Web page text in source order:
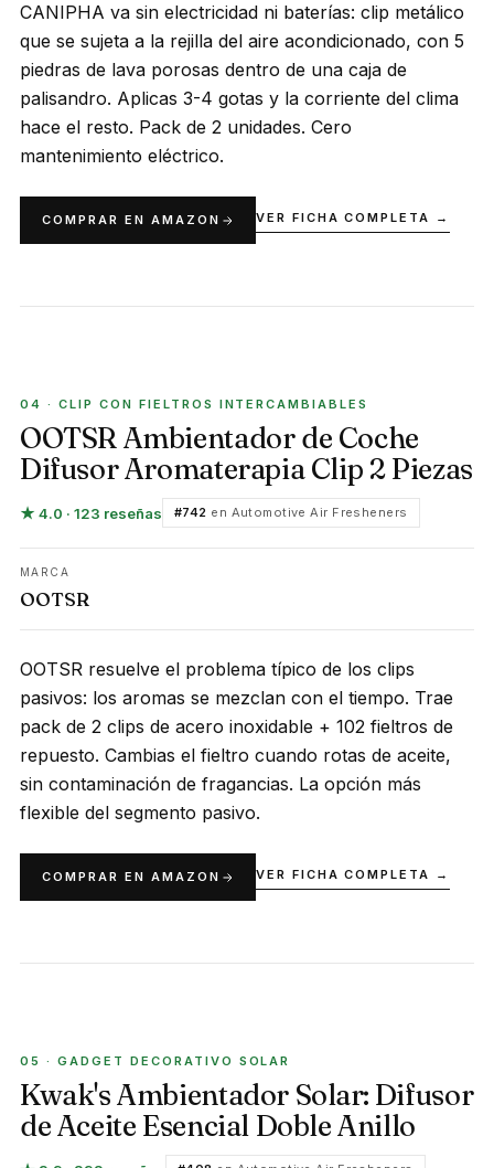
CANIPHA va sin electricidad ni baterías: clip metálico
que se sujeta a la rejilla del aire acondicionado, con 5
piedras de lava porosas dentro de una caja de
palisandro. Aplicas 3-4 gotas y la corriente del clima
hace el resto. Pack de 2 unidades. Cero
mantenimiento eléctrico.
COMPRAR EN AMAZON VER FICHA COMPLETA →
04 · CLIP CON FIELTROS INTERCAMBIABLES
OOTSR Ambientador de Coche
Difusor Aromaterapia Clip 2 Piezas
★ 4.0 · 123 reseñas #742 en Automotive Air Fresheners
MARCA
OOTSR
OOTSR resuelve el problema típico de los clips
pasivos: los aromas se mezclan con el tiempo. Trae
pack de 2 clips de acero inoxidable + 102 fieltros de
repuesto. Cambias el fieltro cuando rotas de aceite,
sin contaminación de fragancias. La opción más
flexible del segmento pasivo.
COMPRAR EN AMAZON VER FICHA COMPLETA →
05 · GADGET DECORATIVO SOLAR
Kwak's Ambientador Solar: Difusor
de Aceite Esencial Doble Anillo